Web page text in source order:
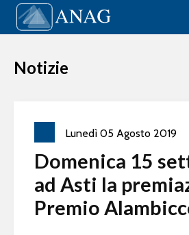
Vai al contenuto
Main Navigation
Notizie
Lunedì 05 Agosto 2019
Domenica 15
ad Asti la
Premio